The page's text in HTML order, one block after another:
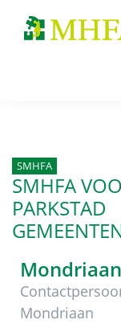
naar
naar
naar
SMHFA
SMHFA
PARKSTAD
Mondriaan
Mondriaan